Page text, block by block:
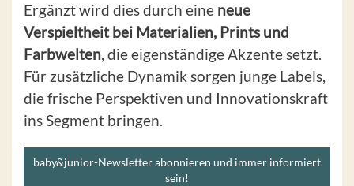
Ergänzt wird dies durch eine neue
Verspieltheit bei Materialien, Prints und
Farbwelten, die eigenständige Akzente setzt.
Für zusätzliche Dynamik sorgen junge Labels,
die frische Perspektiven und Innovationskraft
ins Segment bringen.
baby&junior-Newsletter abonnieren und immer informiert
sein!